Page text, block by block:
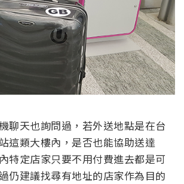
聊天也詢問過，若外送地點是在台
這類大樓內，是否也能協助送達
特定店家只要不用付費進去都是可
仍建議找尋有地址的店家作為目的